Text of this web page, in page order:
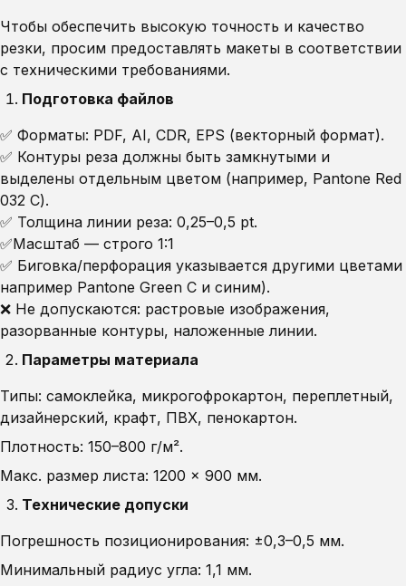
Чтобы обеспечить высокую точность и качество
резки, просим предоставлять макеты в соответствии
с техническими требованиями.
Подготовка файлов
✅ Форматы: PDF, AI, CDR, EPS (векторный формат).
✅ Контуры реза должны быть замкнутыми и
выделены отдельным цветом (например, Pantone Red
032 C).
✅ Толщина линии реза: 0,25–0,5 pt.
✅Масштаб — строго 1:1
✅ Биговка/перфорация указывается другими цветами
например Pantone Green C и синим).
❌ Не допускаются: растровые изображения,
разорванные контуры, наложенные линии.
Параметры материала
Типы: самоклейка, микрогофрокартон, переплетный,
дизайнерский, крафт, ПВХ, пенокартон.
Плотность: 150–800 г/м².
Макс. размер листа: 1200 × 900 мм.
Технические допуски
Погрешность позиционирования: ±0,3–0,5 мм.
Минимальный радиус угла: 1,1 мм.